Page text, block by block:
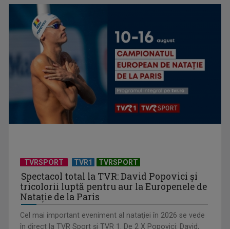
Andreea Balan: „La Eurovision caut tot, pentru că Eurovision
este despre ...
Andrei Tudor: „Cred foarte mult şi mizez pe pregnanţa
TVRSPORT TVR1 TVRSPORT
Spectacol total la TVR: David Popovici și
tricolorii luptă pentru aur la Europenele de
Natație de la Paris
Cel mai important eveniment al nataţiei în 2026 se vede
în direct la TVR Sport şi TVR 1. De 2 X Popovici: David,